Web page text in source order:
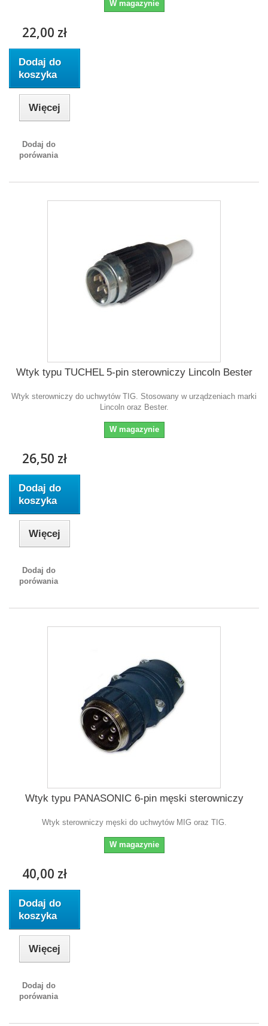
W magazynie
22,00 zł
Dodaj do
koszyka
Więcej
Dodaj do
porówania
Wtyk typu TUCHEL 5-pin sterowniczy Lincoln Bester
Wtyk sterowniczy do uchwytów TIG. Stosowany w urządzeniach marki
Lincoln oraz Bester.
W magazynie
26,50 zł
Dodaj do
koszyka
Więcej
Dodaj do
porówania
Wtyk typu PANASONIC 6-pin męski sterowniczy
Wtyk sterowniczy męski do uchwytów MIG oraz TIG.
W magazynie
40,00 zł
Dodaj do
koszyka
Więcej
Dodaj do
porówania